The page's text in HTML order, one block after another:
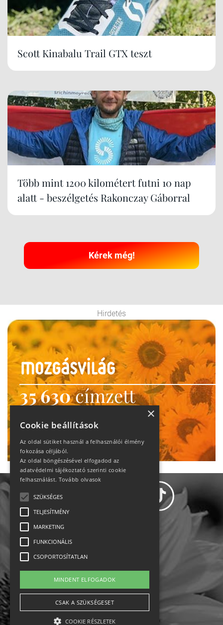
Scott Kinabalu Trail GTX teszt
Több mint 1200 kilométert futni 10 nap
alatt - beszélgetés Rakonczay Gáborral
Kérek még!
Hirdetés
35 630címzett
heti motiváció
Ne maradj le!
Állásajánlatok
Impresszum-kapcsolat
Jogi nyilatkozat
×
Cookie beállítások
Az oldal sütiket használ a felhasználói élmény
fokozása céljából.
Az oldal böngészésével elfogadod az
adatvédelmi tájékoztató szerinti cookie
felhasználást. Tovább olvasok
SZÜKSÉGES
TELJESÍTMÉNY
MARKETING
FUNKCIONÁLIS
CSOPORTOSÍTATLAN
MINDENT ELFOGADOK
CSAK A SZÜKSÉGESET
COOKIE RÉSZLETEK